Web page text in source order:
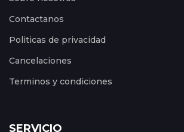
Contactanos
Politicas de privacidad
Cancelaciones
Terminos y condiciones
SERVICIO